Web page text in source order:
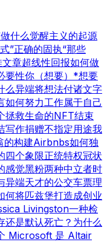
什么觉醒主义的起源
”正确的固执“那些
文章超线性回报如何做
要性你（想要）*想要
么异端将想法付诸文字
如何努力工作属于自己
拯救生命的NFT结束
写作捐赠不指定用途我
的构建Airbnbs如何独
四个象限正统特权冠状
感觉黑粉两种中立者时
异端天才的公交车票理
何将匹兹堡打造成创业
Livingston一种检
还是默认死亡？ 为什么
Microsoft 是 Altair